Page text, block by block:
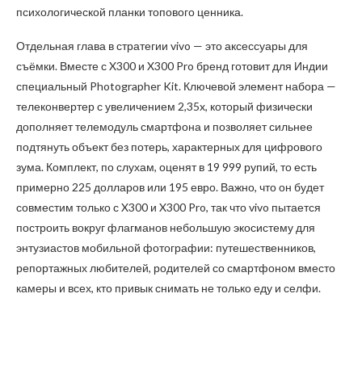
психологической планки топового ценника.
Отдельная глава в стратегии vivo — это аксессуары для
съёмки. Вместе с X300 и X300 Pro бренд готовит для Индии
специальный Photographer Kit. Ключевой элемент набора —
телеконвертер с увеличением 2,35x, который физически
дополняет телемодуль смартфона и позволяет сильнее
подтянуть объект без потерь, характерных для цифрового
зума. Комплект, по слухам, оценят в 19 999 рупий, то есть
примерно 225 долларов или 195 евро. Важно, что он будет
совместим только с X300 и X300 Pro, так что vivo пытается
построить вокруг флагманов небольшую экосистему для
энтузиастов мобильной фотографии: путешественников,
репортажных любителей, родителей со смартфоном вместо
камеры и всех, кто привык снимать не только еду и селфи.